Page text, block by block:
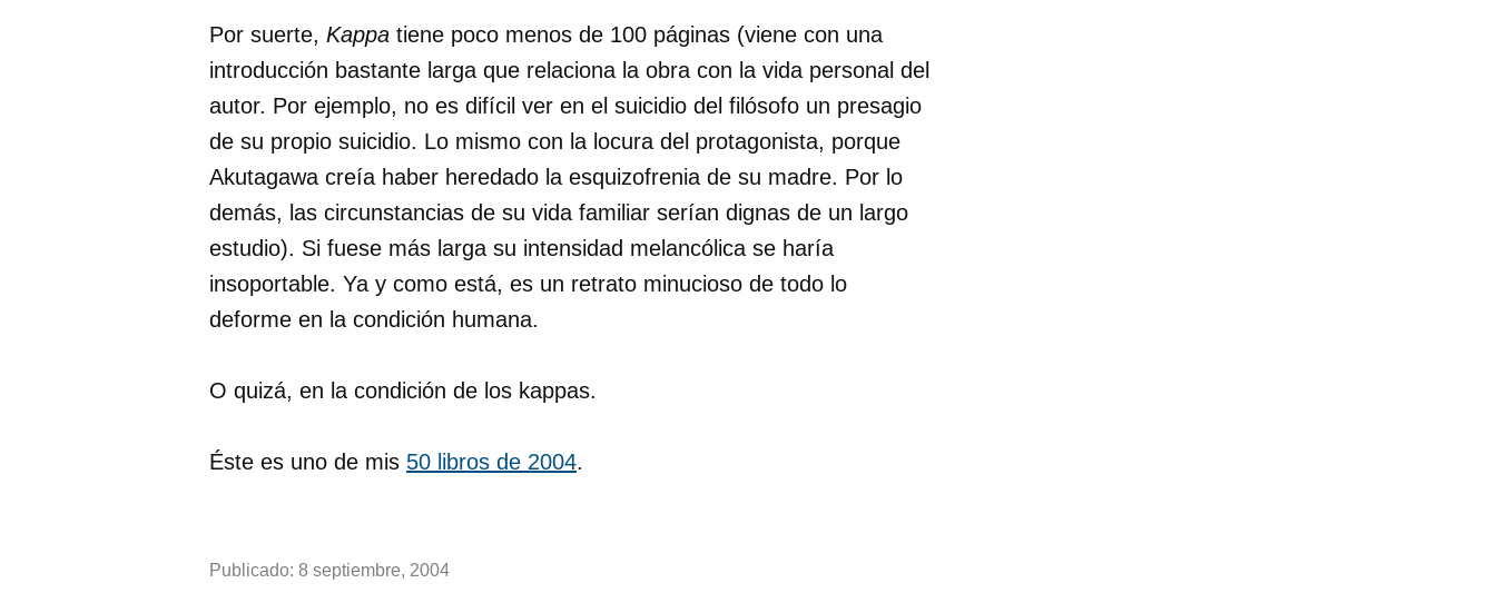
Por suerte, Kappa tiene poco menos de 100 páginas (viene con una
introducción bastante larga que relaciona la obra con la vida personal del
autor. Por ejemplo, no es difícil ver en el suicidio del filósofo un presagio
de su propio suicidio. Lo mismo con la locura del protagonista, porque
Akutagawa creía haber heredado la esquizofrenia de su madre. Por lo
demás, las circunstancias de su vida familiar serían dignas de un largo
estudio). Si fuese más larga su intensidad melancólica se haría
insoportable. Ya y como está, es un retrato minucioso de todo lo
deforme en la condición humana.
O quizá, en la condición de los kappas.
Éste es uno de mis 50 libros de 2004.
Publicado: 8 septiembre, 2004